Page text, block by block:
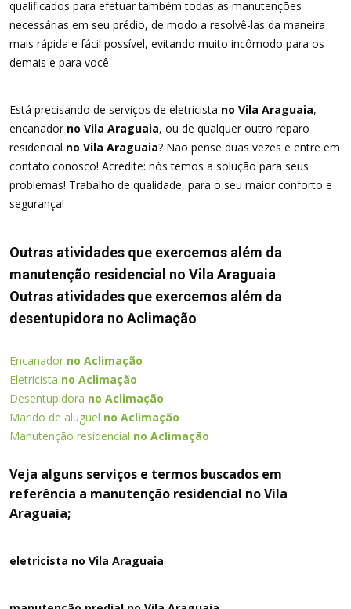
qualificados para efetuar também todas as manutenções
necessárias em seu prédio, de modo a resolvê-las da maneira
mais rápida e fácil possível, evitando muito incômodo para os
demais e para você.
Está precisando de serviços de eletricista no Vila Araguaia,
encanador no Vila Araguaia, ou de qualquer outro reparo
residencial no Vila Araguaia? Não pense duas vezes e entre em
contato conosco! Acredite: nós temos a solução para seus
problemas! Trabalho de qualidade, para o seu maior conforto e
segurança!
Outras atividades que exercemos além da
manutenção residencial no Vila Araguaia
Outras atividades que exercemos além da
desentupidora no Aclimação
Encanador no Aclimação
Eletricista no Aclimação
Desentupidora no Aclimação
Marido de aluguel no Aclimação
Manutenção residencial no Aclimação
Veja alguns serviços e termos buscados em
referência a manutenção residencial no Vila
Araguaia;
eletricista no Vila Araguaia